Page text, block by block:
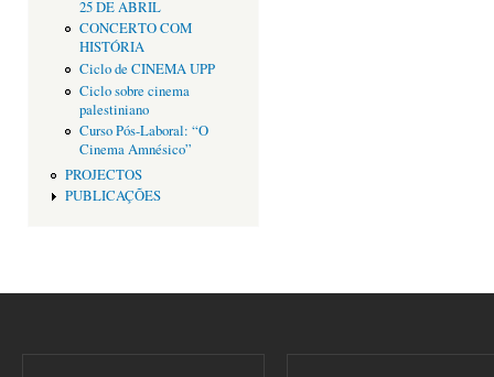
25 DE ABRIL
CONCERTO COM
HISTÓRIA
Ciclo de CINEMA UPP
Ciclo sobre cinema
palestiniano
Curso Pós-Laboral: “O
Cinema Amnésico”
PROJECTOS
PUBLICAÇÕES